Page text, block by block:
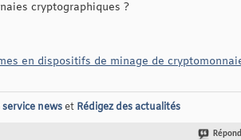
cryptographiques ?
en dispositifs de minage de
newset Rédigez des actualités